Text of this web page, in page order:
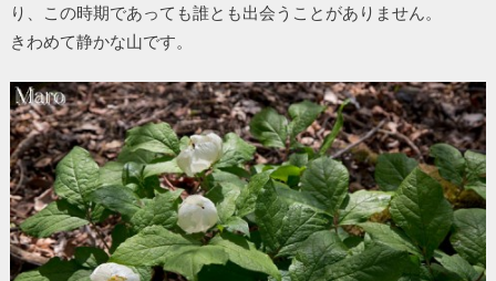
り、この時期であっても誰とも出会うことがありません。
きわめて静かな山です。